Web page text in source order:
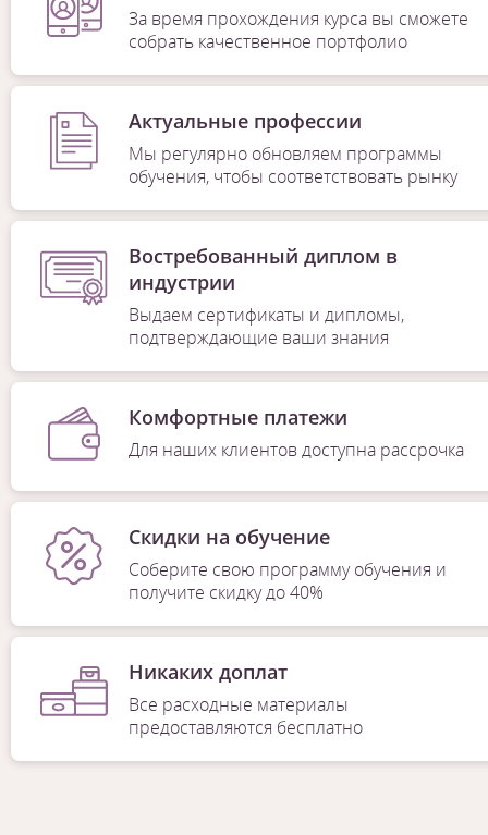
За время прохождения курса вы сможете
собрать качественное портфолио
Актуальные профессии
Мы регулярно обновляем программы
обучения, чтобы соответствовать рынку
Востребованный диплом в
индустрии
Выдаем сертификаты и дипломы,
подтверждающие ваши знания
Комфортные платежи
Для наших клиентов доступна рассрочка
Скидки на обучение
Соберите свою программу обучения и
получите скидку до 40%
Никаких доплат
Все расходные материалы
предоставляются бесплатно